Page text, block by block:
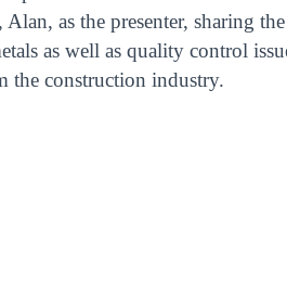
as the presenter, sharing
as well as quality control
the construction industry.